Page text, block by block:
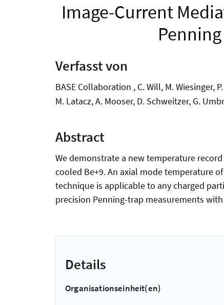
Image-Current
Verfasst von
BASE Collaboration , C. Will, M. Wiesinger,
M. Latacz, A. Mooser, D. Schweitzer, G.
Abstract
We demonstrate a new temperature
cooled Be+9. An axial mode temperature
technique is applicable to any charged
precision Penning-trap measurements
Details
Organisationseinheit(en)